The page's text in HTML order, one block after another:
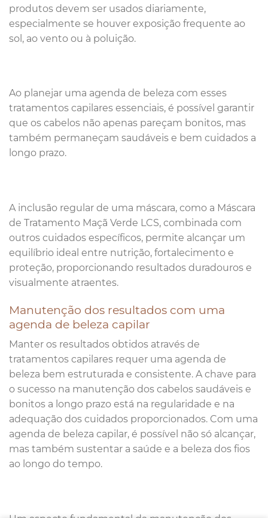
produtos devem ser usados diariamente,
especialmente se houver exposição frequente ao
sol, ao vento ou à poluição.
Ao planejar uma agenda de beleza com esses
tratamentos capilares essenciais, é possível garantir
que os cabelos não apenas pareçam bonitos, mas
também permaneçam saudáveis e bem cuidados a
longo prazo.
A inclusão regular de uma máscara, como a Máscara
de Tratamento Maçã Verde LCS, combinada com
outros cuidados específicos, permite alcançar um
equilíbrio ideal entre nutrição, fortalecimento e
proteção, proporcionando resultados duradouros e
visualmente atraentes.
Manutenção dos resultados com uma
agenda de beleza capilar
Manter os resultados obtidos através de
tratamentos capilares requer uma agenda de
beleza bem estruturada e consistente. A chave para
o sucesso na manutenção dos cabelos saudáveis e
bonitos a longo prazo está na regularidade e na
adequação dos cuidados proporcionados. Com uma
agenda de beleza capilar, é possível não só alcançar,
mas também sustentar a saúde e a beleza dos fios
ao longo do tempo.